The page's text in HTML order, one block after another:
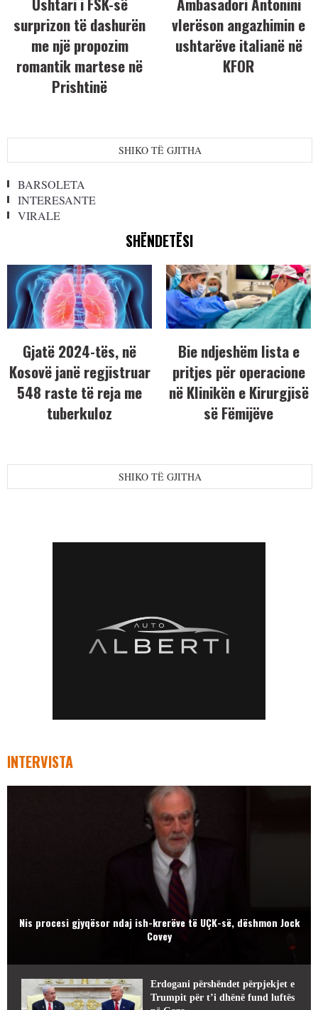
surprizon të dashurën
me një propozim
romantik martese në
Prishtinë
vlerëson angazhimin e
ushtarëve italianë në
KFOR
SHIKO TË GJITHA
BARSOLETA
INTERESANTE
VIRALE
SHËNDETËSI
Gjatë 2024-tës, në
Kosovë janë regjistruar
548 raste të reja me
tuberkuloz
Bie ndjeshëm lista e
pritjes për operacione
në Klinikën e Kirurgjisë
së Fëmijëve
SHIKO TË GJITHA
INTERVISTA
Nis procesi gjyqësor ndaj ish-krerëve të UÇK-së, dëshmon Jock
Covey
Erdogani përshëndet përpjekjet e
Trumpit për t’i dhënë fund luftës